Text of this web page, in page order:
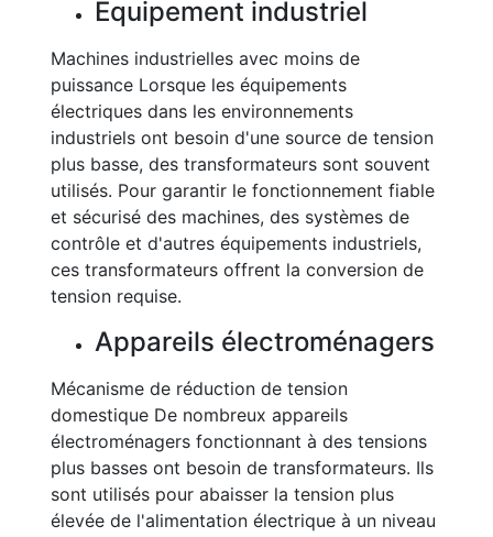
Equipement industriel
Machines industrielles avec moins de
puissance Lorsque les équipements
électriques dans les environnements
industriels ont besoin d'une source de tension
plus basse, des transformateurs sont souvent
utilisés. Pour garantir le fonctionnement fiable
et sécurisé des machines, des systèmes de
contrôle et d'autres équipements industriels,
ces transformateurs offrent la conversion de
tension requise.
Appareils électroménagers
Mécanisme de réduction de tension
domestique De nombreux appareils
électroménagers fonctionnant à des tensions
plus basses ont besoin de transformateurs. Ils
sont utilisés pour abaisser la tension plus
élevée de l'alimentation électrique à un niveau